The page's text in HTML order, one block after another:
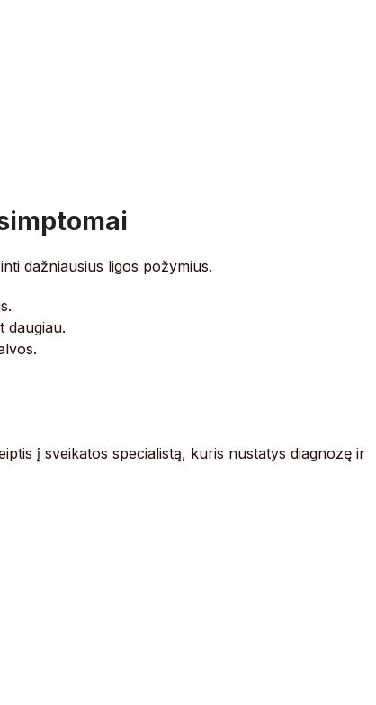
dažniausius ligos požymius.
daugiau.
į sveikatos specialistą, kuris nustatys diagnozę ir